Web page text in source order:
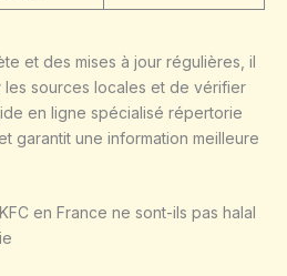
et des mises à jour régulières, il
sources locales et de vérifier
en ligne spécialisé répertorie
garantit une information meilleure
en France ne sont-ils pas halal